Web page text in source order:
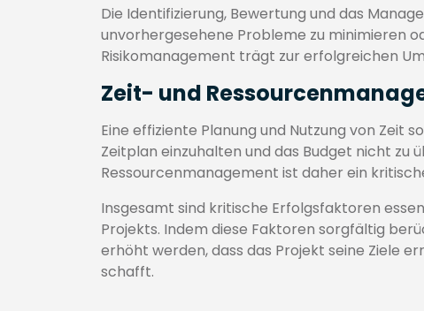
Die Identifizierung, Bewertung und das
unvorhergesehene Probleme zu minimieren
Risikomanagement trägt zur erfolgreichen
Zeit- und
Eine effiziente Planung und Nutzung von Zeit
Zeitplan einzuhalten und das Budget nicht zu
Ressourcenmanagement ist daher ein
Insgesamt sind kritische Erfolgsfaktoren
Projekts. Indem diese Faktoren sorgfältig
erhöht werden, dass das Projekt seine Ziele
schafft.